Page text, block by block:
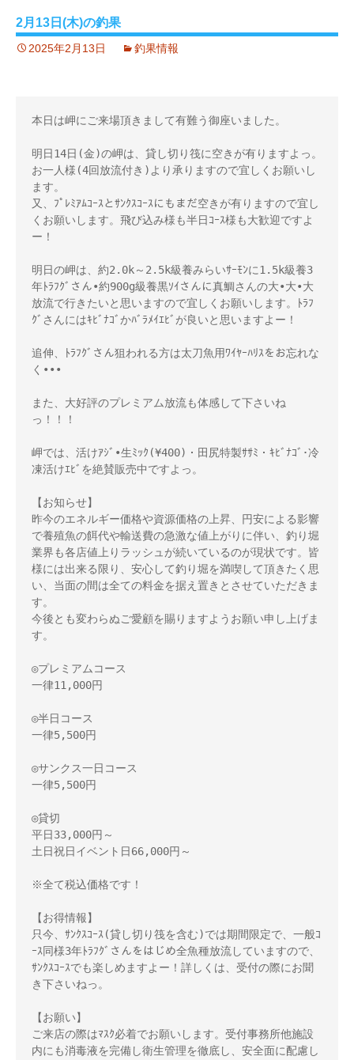
2月13日(木)の釣果
2025年2月13日 釣果情報
本日は岬にご来場頂きまして有難う御座いました。
明日14日(金)の岬は、貸し切り筏に空きが有りますよっ。
お一人様(4回放流付き)より承りますので宜しくお願いし
ます。
又、ﾌﾟﾚﾐｱﾑｺｰｽとｻﾝｸｽｺｰｽにもまだ空きが有りますので宜し
くお願いします。飛び込み様も半日ｺｰｽ様も大歓迎ですよ
ー！
明日の岬は、約2.0k～2.5k級養みらいｻｰﾓﾝに1.5k級養3
年ﾄﾗﾌｸﾞさん•約900g級養黒ｿｲさんに真鯛さんの大•大•大
放流で行きたいと思いますので宜しくお願いします。ﾄﾗﾌ
ｸﾞさんにはｷﾋﾞﾅｺﾞかﾊﾞﾗﾒｲｴﾋﾞが良いと思いますよー！
追伸、ﾄﾗﾌｸﾞさん狙われる方は太刀魚用ﾜｲﾔｰﾊﾘｽをお忘れな
く•••
また、大好評のプレミアム放流も体感して下さいね
っ！！！
岬では、活けｱｼﾞ•生ﾐｯｸ(¥400)・田尻特製ｻｻﾐ・ｷﾋﾞﾅｺﾞ･冷
凍活けｴﾋﾞを絶賛販売中ですよっ。
【お知らせ】
昨今のエネルギー価格や資源価格の上昇、円安による影響
で養殖魚の餌代や輸送費の急激な値上がりに伴い、釣り堀
業界も各店値上りラッシュが続いているのが現状です。皆
様には出来る限り、安心して釣り堀を満喫して頂きたく思
い、当面の間は全ての料金を据え置きとさせていただきま
す。
今後とも変わらぬご愛顧を賜りますようお願い申し上げま
す。
◎プレミアムコース
一律11,000円
◎半日コース
一律5,500円
◎サンクス一日コース
一律5,500円
◎貸切
平日33,000円～
土日祝日イベント日66,000円～
※全て税込価格です！
【お得情報】
只今、ｻﾝｸｽｺｰｽ(貸し切り筏を含む)では期間限定で、一般ｺ
ｰｽ同様3年ﾄﾗﾌｸﾞさんをはじめ全魚種放流していますので、
ｻﾝｸｽｺｰｽでも楽しめますよー！詳しくは、受付の際にお聞
き下さいねっ。
【お願い】
ご来店の際はﾏｽｸ必着でお願いします。受付事務所他施設
内にも消毒液を完備し衛生管理を徹底し、安全面に配慮し